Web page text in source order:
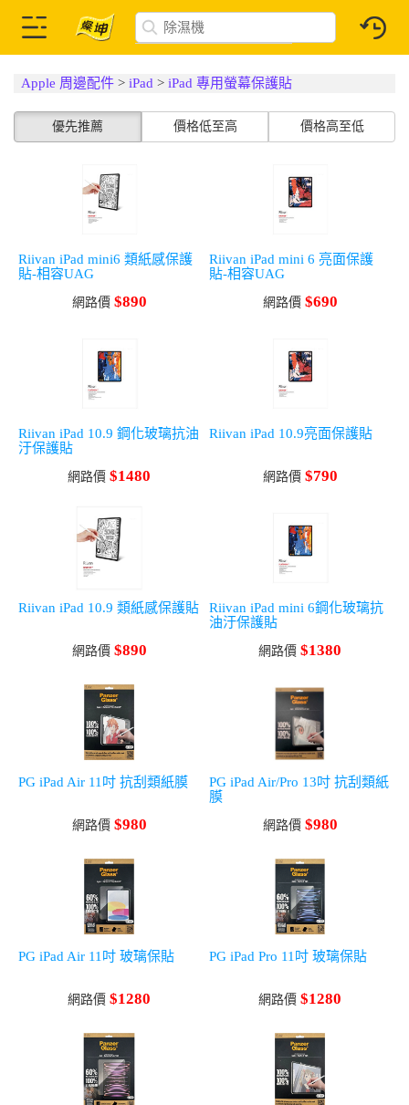
Apple 周邊配件 >iPad >iPad 專用螢幕保護貼
優先推薦 價格低至高 價格高至低
Riivan iPad mini6 類紙感保護
貼-相容UAG
網路價 $890
Riivan iPad mini 6 亮面保護
貼-相容UAG
網路價 $690
Riivan iPad 10.9 鋼化玻璃抗油
汙保護貼
網路價 $1480
Riivan iPad 10.9亮面保護貼
網路價 $790
Riivan iPad 10.9 類紙感保護貼
網路價 $890
Riivan iPad mini 6鋼化玻璃抗
油汙保護貼
網路價 $1380
PG iPad Air 11吋 抗刮類紙膜
網路價 $980
PG iPad Air/Pro 13吋 抗刮類紙
膜
網路價 $980
PG iPad Air 11吋 玻璃保貼
網路價 $1280
PG iPad Pro 11吋 玻璃保貼
網路價 $1280